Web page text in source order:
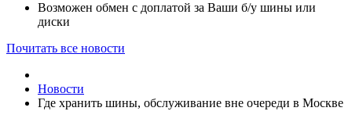
Возможен обмен с доплатой за Ваши б/у шины или
диски
Почитать все новости
Новости
Где хранить шины, обслуживание вне очереди в Москве